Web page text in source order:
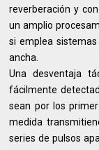
reverberación y
un amplio
si emplea
ancha.
Una desventaja
fácilmente
sean por los
medida
series de pulsos